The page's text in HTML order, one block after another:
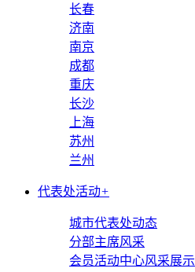
长春
济南
南京
成都
重庆
长沙
上海
苏州
兰州
代表处活动+
城市代表处动态
分部主席风采
会员活动中心风采展示